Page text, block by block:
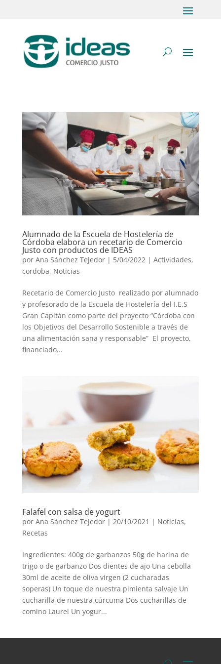
Alumnado de la Escuela de Hostelería de
Córdoba elabora un recetario de Comercio
Justo con productos de IDEAS
por Ana Sánchez Tejedor| 5/04/2022 | Actividades,
cordoba, Noticias
Recetario de Comercio Justo realizado por alumnado
y profesorado de la Escuela de Hostelería del I.E.S
Gran Capitán como parte del proyecto “Córdoba con
los Objetivos del Desarrollo Sostenible a través de
una alimentación sana y responsable” El proyecto,
financiado...
Falafel con salsa de yogurt
por Ana Sánchez Tejedor| 20/10/2021 | Noticias,
Recetas
Ingredientes: 400g de garbanzos 50g de harina de
trigo o de garbanzo Dos dientes de ajo Una cebolla
30ml de aceite de oliva virgen (2 cucharadas
soperas) Un toque de nuestra pimienta salvaje Un
cucharilla de nuestra cúrcuma Dos cucharillas de
comino Laurel Un yogur...